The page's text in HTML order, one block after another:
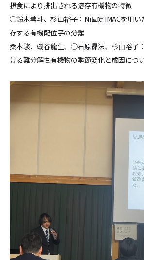
摂食により排出される溶存有機物の特徴
◯鈴木彗斗、杉山裕子：Ni固定IMACを用い
存する有機配位子の分離
桑本駿、磯谷龍生、◯石原昴法、杉山裕子
ける難分解性有機物の季節変化と成因につ